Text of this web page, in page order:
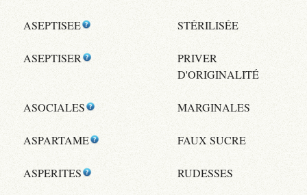
ASEPTISEE STÉRILISÉE
ASEPTISER
PRIVER
D'ORIGINALITÉ
ASOCIALES MARGINALES
ASPARTAME FAUX SUCRE
ASPERITES RUDESSES